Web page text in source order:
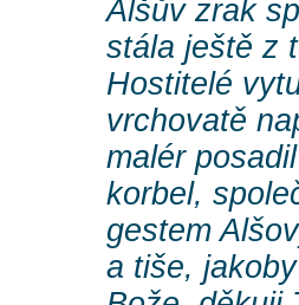
Alšův zrak
stála ještě z
Hostitelé
vrchovatě
malér
korbel,
gestem
a tiše,